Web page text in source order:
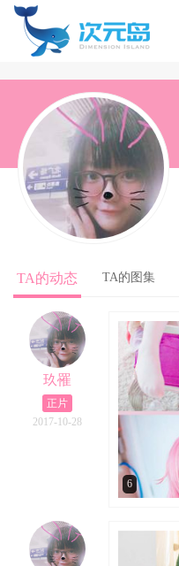
TA的动态 TA的图集
玖罹
正片
2017-10-28
6